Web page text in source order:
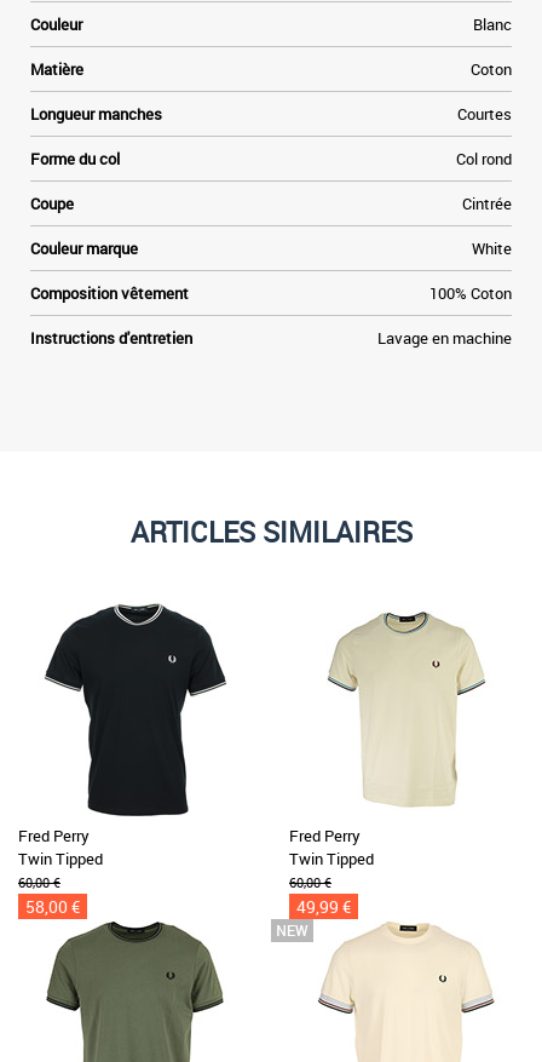
Couleur Blanc
Matière Coton
Longueur manches Courtes
Forme du col Col rond
Coupe Cintrée
Couleur marque White
Composition vêtement 100% Coton
Instructions d'entretien Lavage en machine
ARTICLES SIMILAIRES
Fred Perry
Twin Tipped
60,00 €
58,00 €
Fred Perry
Twin Tipped
60,00 €
49,99 €